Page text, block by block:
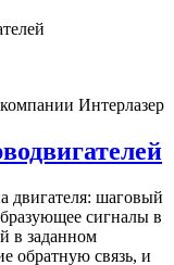
Интерлазер
двигателя: шаговый
сигналы в
в заданном
обратную связь, и